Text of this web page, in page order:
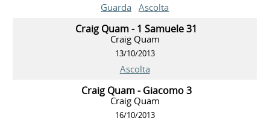
Guarda Ascolta
Craig Quam - 1 Samuele 31
Craig Quam
13/10/2013
Ascolta
Craig Quam - Giacomo 3
Craig Quam
16/10/2013